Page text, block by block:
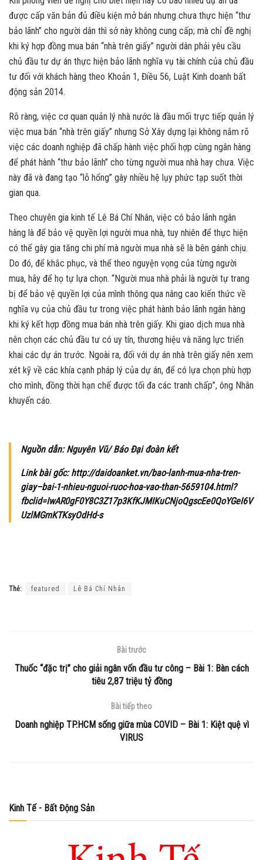
được cấp văn bản đủ điều kiện mở bán nhưng chưa thực hiện “thư
bảo lãnh” cho người dân thì sở này không cung cấp; mà chỉ đề nghị
khi ký hợp đồng mua bán “nhà trên giấy” người dân phải yêu cầu
chủ đầu tư dự án thực hiện bảo lãnh nghĩa vụ tài chính của chủ đầu
tư đối với khách hàng theo Khoản 1, Điều 56, Luật Kinh doanh bất
động sản 2014.
Rõ ràng, việc cơ quan quản lý nhà nước là đầu mối trực tiếp quản lý
việc mua bán “nhà trên giấy” nhưng Sở Xây dựng lại không nắm rõ
việc các doanh nghiệp đã chấp hành việc phối hợp cùng ngân hàng
để phát hành “thư bảo lãnh” cho từng người mua nhà hay chưa. Việc
này đã và đang tạo “lỗ hổng” gây nhiều hệ lụy phức tạp suốt thời
gian qua.
Theo chuyên gia kinh tế Lê Bá Chí Nhân, việc có bảo lãnh ngân
hàng là để bảo vệ quyền lợi người mua nhà, tuy nhiên để thực hiện
có thể gây gia tăng chi phí mà người mua nhà sẽ là bên gánh chịu.
Do đó, để khắc phục, và thể theo nguyện vọng của từng người
mua, hãy để họ tự lựa chọn. “Người mua nhà phải là người tự trang
bị để bảo vệ quyền lợi của mình thông qua nâng cao kiến thức về
nghĩa vụ của chủ đầu tư trong việc phát hành bảo lãnh ngân hàng
khi ký kết hợp đồng mua bán nhà trên giấy. Khi giao dịch mua nhà
nên chọn các chủ đầu tư có uy tín, thương hiệu và năng lực triển
khai các dự án trước. Ngoài ra, đối với dự án nhà trên giấy nên xem
xét kỹ về các khía cạnh pháp lý của dự án, để có lựa chọn phù hợp
cho mình, đồng thời hạn chế được tối đa các tranh chấp”, ông Nhân
khuyến cáo.
Nguồn dẫn: Nguyên Vũ/ Báo Đại đoàn kết
Link bài gốc: http://daidoanket.vn/bao-lanh-mua-nha-tren-
giay–bai-1-nhieu-nguoi-ruoc-hoa-vao-than-5659104.html?
fbclid=IwAR0gF0Y8C3Z17p3KfKJMIKuCNjoQgscEe0QoYGeI6V
UzlMGmKTKsyOdHd-s
Thẻ: featured Lê Bá Chí Nhân
Bài trước
Thuốc “đặc trị” cho giải ngân vốn đầu tư công – Bài 1: Bàn cách
tiêu 2,87 triệu tỷ đồng
Bài tiếp theo
Doanh nghiệp TP.HCM sống giữa mùa COVID – Bài 1: Kiệt quệ vì
VIRUS
Kinh Tế - Bất Động Sản